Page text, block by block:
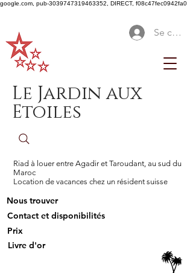
google.com, pub-3039747319463352, DIRECT, f08c47fec0942fa0
Se
Le Jardin aux
Etoiles
Riad à louer entre Agadir et Taroudant, au sud du
Maroc
Location de vacances chez un résident suisse
Nous trouver
Contact et disponibilités
Prix
Livre d'or